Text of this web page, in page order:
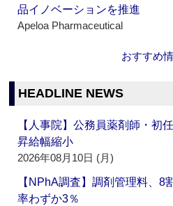
品イノベーションを推進
Apeloa Pharmaceutical
おすすめ
HEADLINE NEWS
【人事院】公務員薬剤師・初
昇給幅縮小
2026年08月10日 (月)
【NPhA調査】調剤管理料、8
率わずか3％